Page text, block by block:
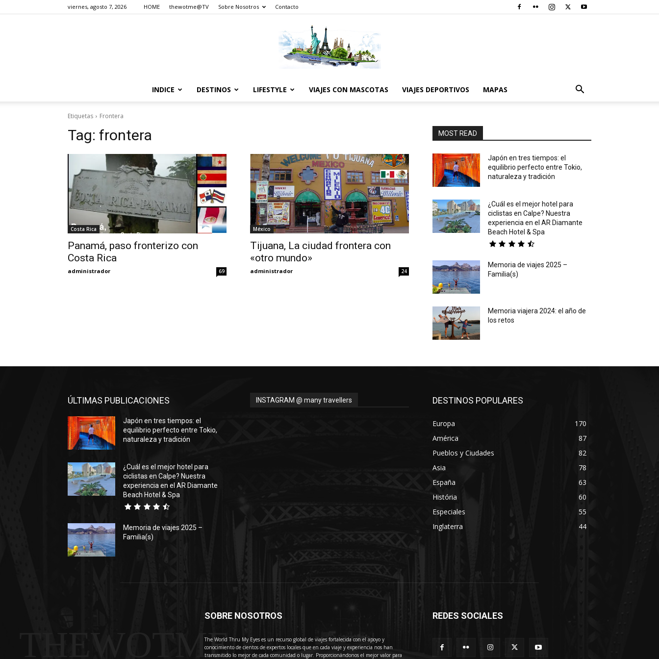
viernes, agosto 7, 2026 HOME thewotme@TV Sobre Nosotros Contacto
World
Thru
INDICE DESTINOS LIFESTYLE VIAJES CON MASCOTAS VIAJES DEPORTIVOS MAPAS
Etiquetas Frontera
Tag: frontera
Costa Rica
Panamá, paso fronterizo con
Costa Rica
administrador 69
México
Tijuana, La ciudad frontera con
«otro mundo»
administrador 24
MOST READ
Japón en tres tiempos: el
equilibrio perfecto entre Tokio,
naturaleza y tradición
¿Cuál es el mejor hotel para
ciclistas en Calpe? Nuestra
experiencia en el AR Diamante
Beach Hotel & Spa
Memoria de viajes 2025 –
Familia(s)
Memoria viajera 2024: el año de
los retos
ÚLTIMAS PUBLICACIONES
Japón en tres tiempos: el
equilibrio perfecto entre Tokio,
naturaleza y tradición
¿Cuál es el mejor hotel para
ciclistas en Calpe? Nuestra
experiencia en el AR Diamante
Beach Hotel & Spa
Memoria de viajes 2025 –
Familia(s)
INSTAGRAM @ many travellers DESTINOS POPULARES
Europa
170
América
87
Pueblos y Ciudades
82
Asia
78
España
63
História
60
Especiales
55
Inglaterra
44
THEWOTME
SOBRE NOSOTROS
The World Thru My Eyes es un recurso global de viajes fortalecida con el apoyo y
conocimiento de cientos de expertos locales que en cada viaje y experiencia nos han
transmitido lo mejor de cada comunidad o lugar. Proporcionándonos el mejor valor para
REDES SOCIALES